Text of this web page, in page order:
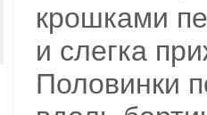
крошками
и слегка
Половинки